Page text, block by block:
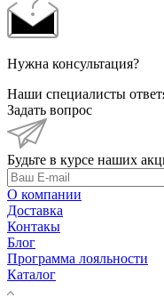
Нужна консультация?
Наши специалисты
Задать вопрос
Будьте в курсе наших
О компании
Доставка
Контакы
Блог
Программа лояльности
Каталог